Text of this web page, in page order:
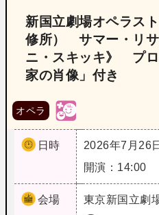
新国立劇場オペラス
修所） サマー・リ
ニ・スキッキ》 プロ
家の肖像」付き
オペラ
日時
2026年7月26
開演：14:00
会場 東京新国立劇